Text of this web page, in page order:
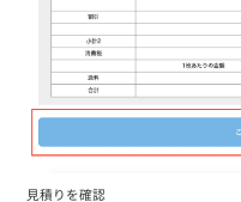
見積りを確認